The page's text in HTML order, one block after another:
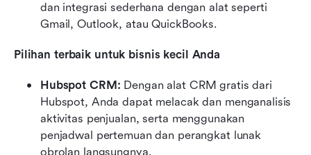
dan integrasi sederhana dengan alat seperti
Gmail, Outlook, atau QuickBooks.
Pilihan terbaik untuk bisnis kecil Anda
Hubspot CRM: Dengan alat CRM gratis dari
Hubspot, Anda dapat melacak dan menganalisis
aktivitas penjualan, serta menggunakan
penjadwal pertemuan dan perangkat lunak
obrolan langsungnya.